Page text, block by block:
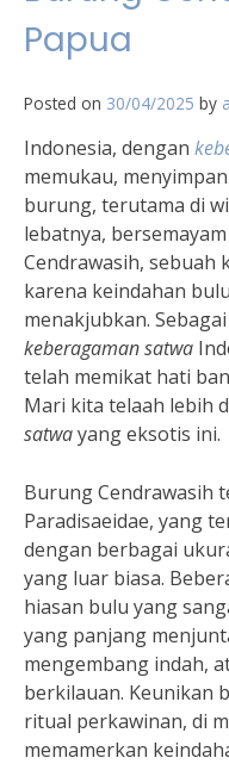
Papua
Posted on 30/04/2025 by
Indonesia, dengan
memukau,
burung, terutama di
lebatnya,
Cendrawasih, sebuah
karena keindahan
menakjubkan.
keberagaman satwa
telah memikat hati
Mari kita telaah lebih
satwayang eksotis ini.
Burung Cendrawasih
Paradisaeidae, yang
dengan berbagai
yang luar biasa.
hiasan bulu yang
yang panjang
mengembang indah,
berkilauan. Keunikan
ritual perkawinan, di
memamerkan